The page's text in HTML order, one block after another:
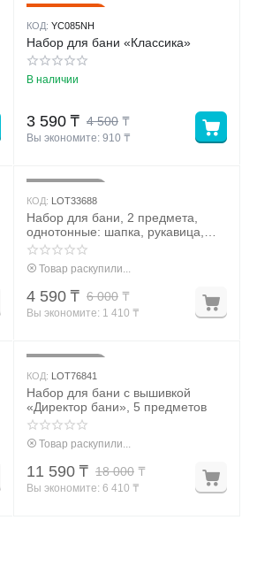
КОД: YC085NH
Набор для бани «Классика»
В наличии
4 500 ₸
3 590 ₸
Вы экономите: 910 ₸
КОД: LOT33688
Набор для бани, 2 предмета,
однотонные: шапка, рукавица,
белый цвет
Товар раскупили...
6 000 ₸
4 590 ₸
Вы экономите: 1 410 ₸
КОД: LOT76841
Набор для бани с вышивкой
«Директор бани», 5 предметов
Товар раскупили...
18 000 ₸
11 590 ₸
Вы экономите: 6 410 ₸